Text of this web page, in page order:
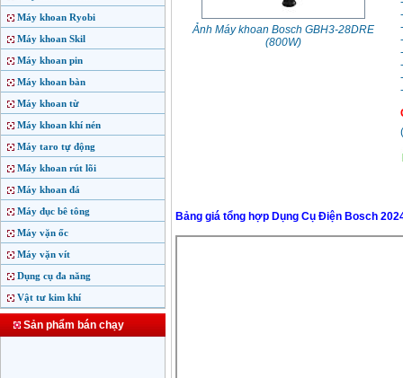
Máy khoan Ryobi
Máy khoan Skil
Máy khoan pin
Máy khoan bàn
Máy khoan từ
Máy khoan khí nén
Máy taro tự động
Máy khoan rút lõi
Máy khoan đá
Máy đục bê tông
Máy vặn ốc
Máy vặn vít
Dụng cụ đa năng
Vật tư kim khí
Sản phẩm bán chạy
Ảnh Máy khoan Bosch GBH3-28DRE
(800W)
(
Bảng giá tổng hợp Dụng Cụ Điện Bosch